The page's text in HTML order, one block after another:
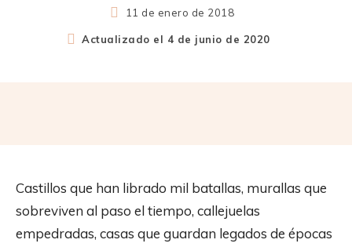
11 de enero de 2018
Actualizado el 4 de junio de 2020
Castillos que han librado mil batallas, murallas que
sobreviven al paso el tiempo, callejuelas
empedradas, casas que guardan legados de épocas